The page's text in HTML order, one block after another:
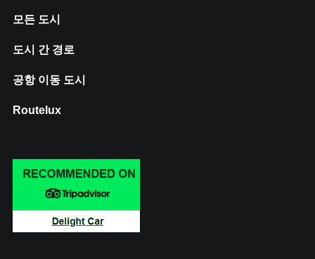
모든 도시
도시 간 경로
공항 이동 도시
Routelux